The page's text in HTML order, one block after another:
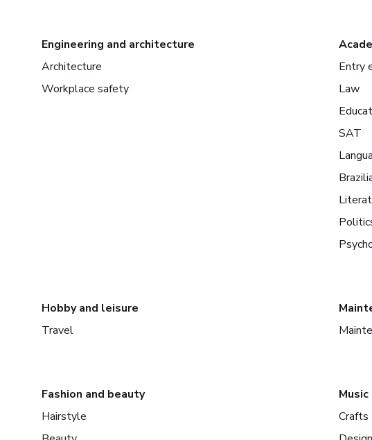
Engineering and architecture
Architecture
Workplace safety
Entry
Law
SAT
Hobby and leisure
Travel
Fashion and beauty
Hairstyle
Crafts